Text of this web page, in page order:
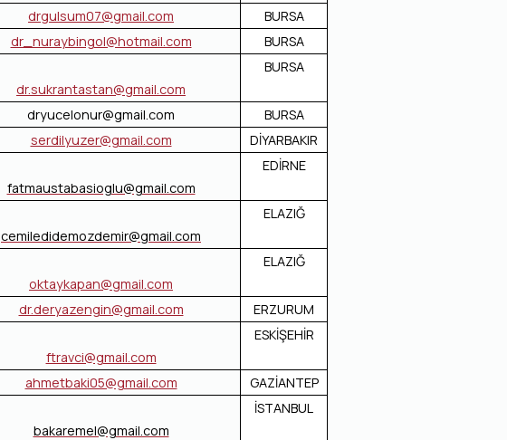
drgulsum07@gmail.com
BURSA
dr_nuraybingol@hotmail.com BURSA
dr.sukrantastan@gmail.com
BURSA
dryucelonur@gmail.com
BURSA
serdilyuzer@gmail.com DİYARBAKIR
fatmaustabasioglu@gmail.com
EDİRNE
cemiledidemozdemir@gmail.com
ELAZIĞ
oktaykapan@gmail.com
ELAZIĞ
dr.deryazengin@gmail.com ERZURUM
ftravci@gmail.com
ESKİŞEHİR
ahmetbaki05@gmail.com GAZİANTEP
bakaremel@gmail.com
İSTANBUL